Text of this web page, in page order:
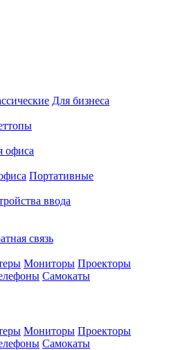
Для бизнеса
офиса
Портативные
ввода
связь
Мониторы Проекторы
Самокаты
Мониторы Проекторы
Самокаты